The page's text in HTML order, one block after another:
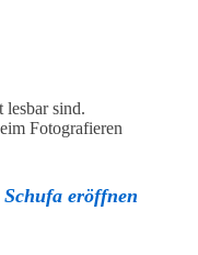
lesbar sind.
Fotografieren
eröffnen